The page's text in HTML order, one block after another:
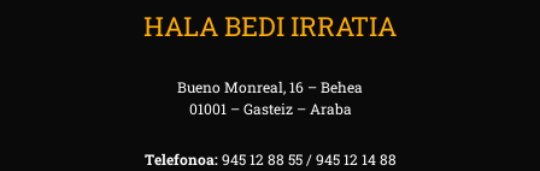
HALA BEDI IRRATIA
Bueno Monreal, 16 – Behea
01001 – Gasteiz – Araba
Telefonoa:945 12 88 55 / 945 12 14 88